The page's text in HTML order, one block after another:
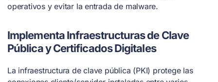
operativos y evitar la entrada de malware.
Implementa Infraestructuras de Clave
Pública y Certificados Digitales
La infraestructura de clave pública (PKI) protege las